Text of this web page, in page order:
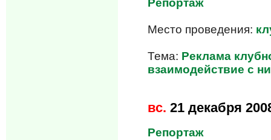
Репортаж
Место проведения:
Тема: Реклама
взаимодействие с
вс. 21 декабря
Репортаж